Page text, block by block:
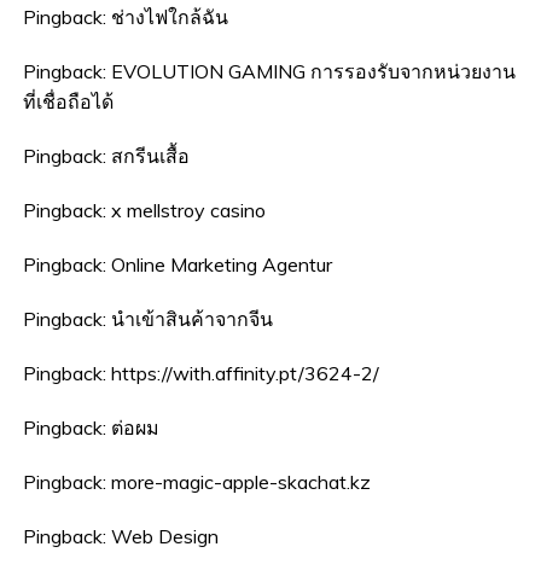
Pingback: ช่างไฟใกล้ฉัน
Pingback: EVOLUTION GAMING การรองรับจากหน่วยงาน
ที่เชื่อถือได้
Pingback: สกรีนเสื้อ
Pingback:x mellstroy casino
Pingback:Online Marketing Agentur
Pingback: นำเข้าสินค้าจากจีน
Pingback:https://with.affinity.pt/3624-2/
Pingback: ต่อผม
Pingback:more-magic-apple-skachat.kz
Pingback:Web Design